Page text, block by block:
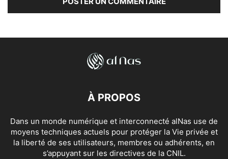
À PROPOS
Dans un monde numérique et interconnecté alNas use de
moyens techniques actuels pour protéger la Vie privée et
la liberté de ses utilisateurs, membres ou adhérents, en
s’appuyant sur les directives de la CNIL.